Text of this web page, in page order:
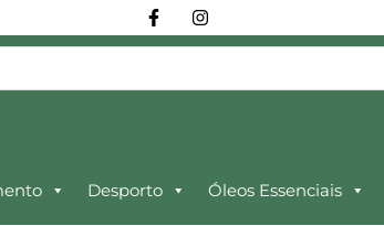
Desporto Óleos Essenciais